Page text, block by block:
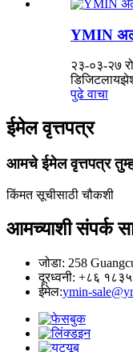
YMIN
२३-०३-२७
पुढे वाचा
ईमेल वृत्तपत्र
आमचे ईमेल वृत्तपत्र
किंमत सूचीसाठी चौकशी
आमच्याशी संपर्क
जोडा: 258
दूरध्वनी: +८६
ईमेल:ymin-